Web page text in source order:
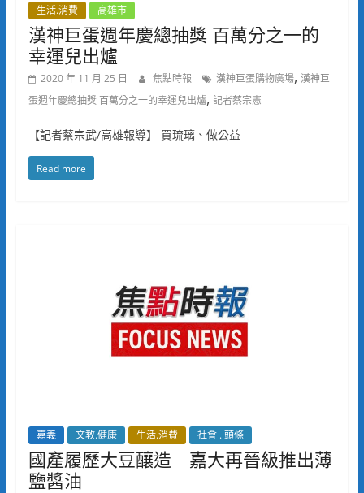
生活.消費 高雄市
漢神巨蛋週年慶總抽獎 百萬分之一的
幸運兒出爐
2020 年 11 月 25 日 焦點時報 漢神巨蛋購物廣場, 漢神巨
蛋週年慶總抽獎 百萬分之一的幸運兒出爐, 記者蔡宗憲
【記者蔡宗武/高雄報導】 買琉璃、做公益
Read more
嘉義 文教.健康 生活.消費 社會 . 頭條
國產履歷大豆釀造 嘉大再晉級推出薄
鹽醬油